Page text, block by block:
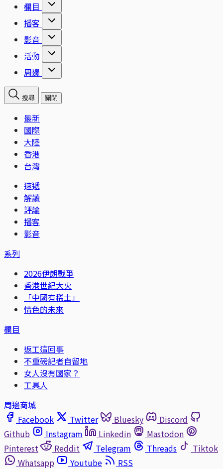
欄目
播客
影音
活動
周邊
搜尋 關閉
最新
國際
大陸
香港
台灣
速遞
解讀
評論
播客
影音
系列
2026伊朗戰爭
香港世紀大火
「中國有稀土」
情色的未來
欄目
返工這回事
不重磅記者自留地
女人沒有國家？
工具人
周邊商城
Facebook
Twitter Bluesky
Discord
Github
Instagram Linkedin
Mastodon
Pinterest
Reddit Telegram Threads
Tiktok
Whatsapp
Youtube
RSS